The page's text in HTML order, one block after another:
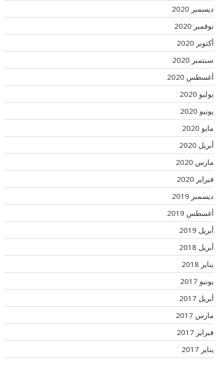
ديسمبر 2020
نوفمبر 2020
أكتوبر 2020
سبتمبر 2020
أغسطس 2020
يوليو 2020
يونيو 2020
مايو 2020
أبريل 2020
مارس 2020
فبراير 2020
ديسمبر 2019
أغسطس 2019
أبريل 2019
أبريل 2018
يناير 2018
يونيو 2017
أبريل 2017
مارس 2017
فبراير 2017
يناير 2017